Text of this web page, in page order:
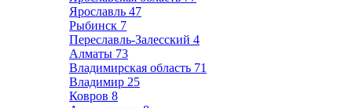
Ярославль 47
Рыбинск 7
Переславль-Залесский 4
Алматы 73
Владимирская область 71
Владимир 25
Ковров 8